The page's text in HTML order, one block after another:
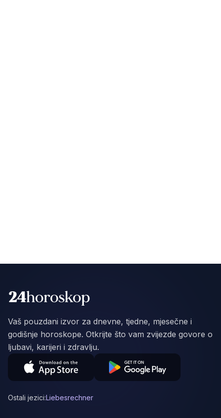
Vaš pouzdani izvor za dnevne, tjedne, mjesečne i
godišnje horoskope. Otkrijte što vam zvijezde govore o
ljubavi, karijeri i zdravlju.
Ostali jezici:Liebesrechner